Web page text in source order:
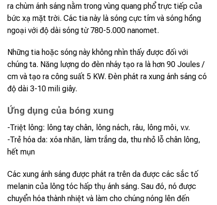
ra chùm ánh sáng nằm trong vùng quang phổ trực tiếp của
bức xạ mặt trời. Các tia này là sóng cực tím và sóng hồng
ngoại với độ dài sóng từ 780-5.000 nanomet.
Những tia hoặc sóng này không nhìn thấy được đối với
chúng ta. Năng lượng do đèn nháy tạo ra là hơn 90 Joules /
cm và tạo ra công suất 5 KW. Đèn phát ra xung ánh sáng có
độ dài 3-10 mili giây.
Ứng dụng của bóng xung
-Triệt lông: lông tay chân, lông nách, râu, lông môi, v.v.
-Trẻ hóa da: xóa nhăn, làm trắng da, thu nhỏ lỗ chân lông,
hết mụn
Các xung ánh sáng được phát ra trên da được các sắc tố
melanin của lông tóc hấp thụ ánh sáng. Sau đó, nó được
chuyển hóa thành nhiệt và làm cho chúng nóng lên đến